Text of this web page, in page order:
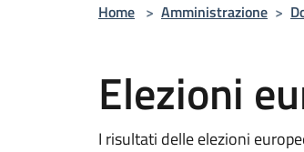
Home > Amministrazione >
Elezioni
I risultati delle elezioni